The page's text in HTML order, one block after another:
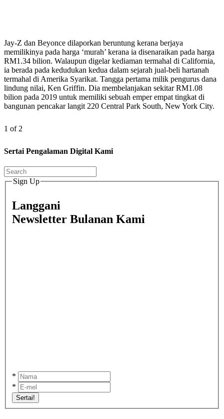
Jay-Z dan Beyonce dilaporkan beruntung kerana berjaya
memilikinya pada harga ‘murah’ kerana ia disenaraikan pada harga
RM1.34 bilion. Walaupun digelar kediaman termahal di California,
ia berada pada kedudukan kedua dalam sejarah jual-beli hartanah
termahal di Amerika Syarikat. Tangga pertama milik pengurus dana
lindung nilai, Ken Griffin. Dia membelanjakan sekitar RM1.08
bilion pada 2019 untuk memiliki sebuah emper empat tingkat di
bangunan pencakar langit 220 Central Park South, New York City.
1 of 2
Sertai Pengalaman Digital Kami
Sign Up
Langgani
Newsletter Bulanan Kami
*
*
Sertai!